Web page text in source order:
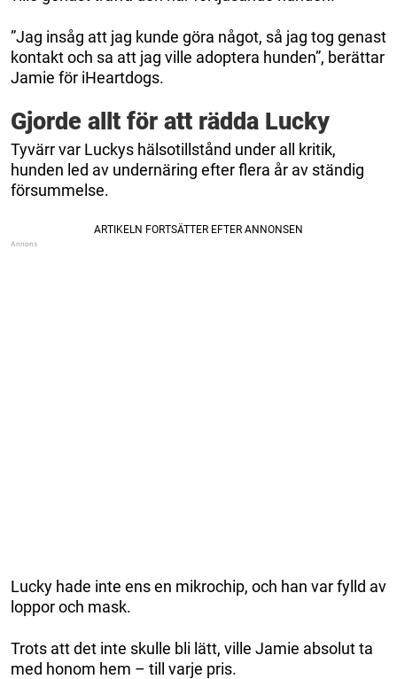
”Jag insåg att jag kunde göra något, så jag tog genast
kontakt och sa att jag ville adoptera hunden”, berättar
Jamie för iHeartdogs.
Gjorde allt för att rädda Lucky
Tyvärr var Luckys hälsotillstånd under all kritik,
hunden led av undernäring efter flera år av ständig
försummelse.
Lucky hade inte ens en mikrochip, och han var fylld av
loppor och mask.
Trots att det inte skulle bli lätt, ville Jamie absolut ta
med honom hem – till varje pris.